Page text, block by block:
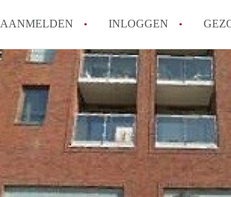
AANMELDEN INLOGGEN
How to
Wat is
Wat is de
Berekent
Is